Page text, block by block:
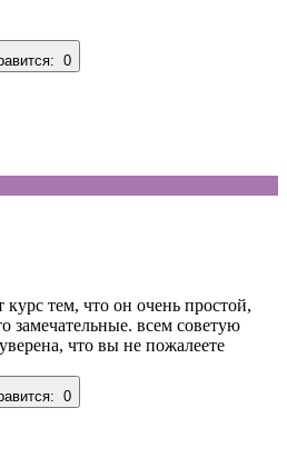
0
курс тем, что он очень простой,
замечательные. всем советую
что вы не пожалеете
0